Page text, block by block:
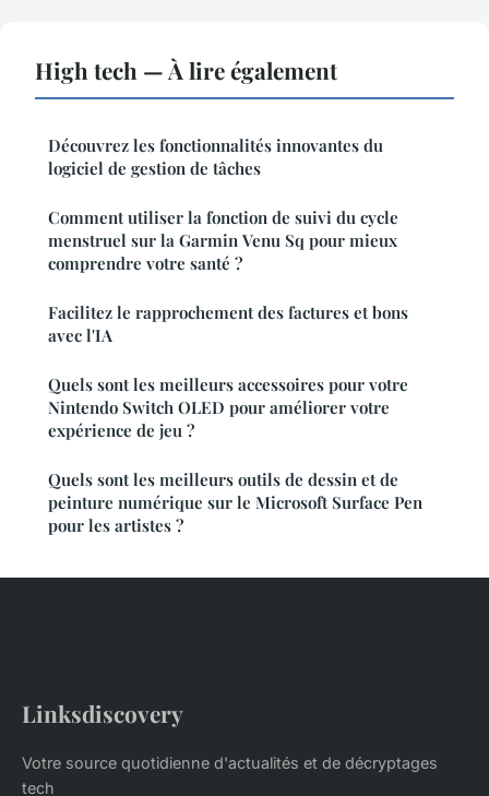
High tech — À lire également
Découvrez les fonctionnalités innovantes du
logiciel de gestion de tâches
Comment utiliser la fonction de suivi du cycle
menstruel sur la Garmin Venu Sq pour mieux
comprendre votre santé ?
Facilitez le rapprochement des factures et bons
avec l'IA
Quels sont les meilleurs accessoires pour votre
Nintendo Switch OLED pour améliorer votre
expérience de jeu ?
Quels sont les meilleurs outils de dessin et de
peinture numérique sur le Microsoft Surface Pen
pour les artistes ?
Linksdiscovery
Votre source quotidienne d'actualités et de décryptages
tech